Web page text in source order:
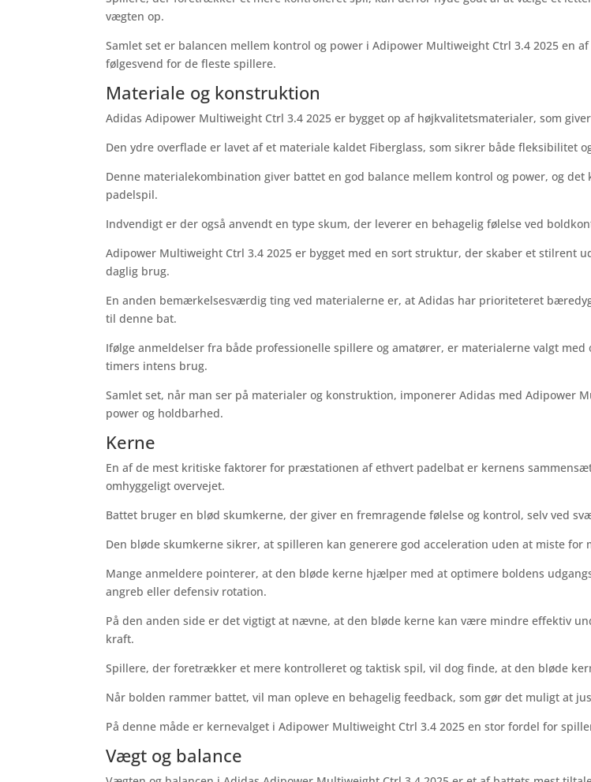
vægten op.
Samlet set er balancen mellem kontrol og power i Adipower Multiweight Ctrl 3.4 2025 en
følgesvend for de fleste spillere.
Materiale og konstruktion
Adidas Adipower Multiweight Ctrl 3.4 2025 er bygget op af højkvalitetsmaterialer, som
Den ydre overflade er lavet af et materiale kaldet Fiberglass, som sikrer både fleksibilitet
Denne materialekombination giver battet en god balance mellem kontrol og power, og
padelspil.
Indvendigt er der også anvendt en type skum, der leverer en behagelig følelse ved
Adipower Multiweight Ctrl 3.4 2025 er bygget med en sort struktur, der skaber et stilrent
daglig brug.
En anden bemærkelsesværdig ting ved materialerne er, at Adidas har prioriteteret
til denne bat.
Ifølge anmeldelser fra både professionelle spillere og amatører, er materialerne valgt
timers intens brug.
Samlet set, når man ser på materialer og konstruktion, imponerer Adidas med Adipower
power og holdbarhed.
Kerne
En af de mest kritiske faktorer for præstationen af ethvert padelbat er kernens
omhyggeligt overvejet.
Battet bruger en blød skumkerne, der giver en fremragende følelse og kontrol, selv ved
Den bløde skumkerne sikrer, at spilleren kan generere god acceleration uden at miste
Mange anmeldere pointerer, at den bløde kerne hjælper med at optimere boldens
angreb eller defensiv rotation.
På den anden side er det vigtigt at nævne, at den bløde kerne kan være mindre effektiv
kraft.
Spillere, der foretrækker et mere kontrolleret og taktisk spil, vil dog finde, at den bløde
Når bolden rammer battet, vil man opleve en behagelig feedback, som gør det muligt at
På denne måde er kernevalget i Adipower Multiweight Ctrl 3.4 2025 en stor fordel for
Vægt og balance